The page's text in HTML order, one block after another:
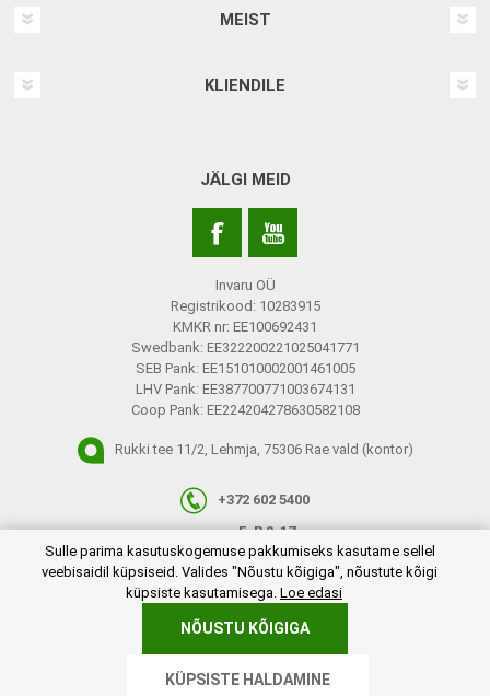
MEIST
KLIENDILE
JÄLGI MEID
Invaru OÜ
Registrikood: 10283915
KMKR nr: EE100692431
Swedbank: EE322200221025041771
SEB Pank: EE151010002001461005
LHV Pank: EE387700771003674131
Coop Pank: EE224204278630582108
Rukki tee 11/2, Lehmja, 75306 Rae vald (kontor)
+372 602 5400
E-R 9-17
info@invaru.ee
Powered bynopCommerce
Sulle parima kasutuskogemuse pakkumiseks kasutame sellel
veebisaidil küpsiseid. Valides "Nõustu kõigiga", nõustute kõigi
küpsiste kasutamisega. Loe edasi
NÕUSTU KÕIGIGA
KÜPSISTE HALDAMINE